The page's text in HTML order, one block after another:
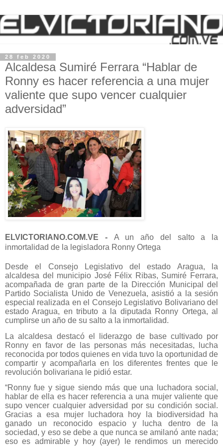
28 feb 2020
Alcaldesa Sumiré Ferrara “Hablar de
Ronny es hacer referencia a una mujer
valiente que supo vencer cualquier
adversidad”
ELVICTORIANO.COM.VE - A un año del salto a la
inmortalidad de la legisladora Ronny Ortega
Desde el Consejo Legislativo del estado Aragua, la
alcaldesa del municipio José Félix Ribas, Sumiré Ferrara,
acompañada de gran parte de la Dirección Municipal del
Partido Socialista Unido de Venezuela, asistió a la sesión
especial realizada en el Consejo Legislativo Bolivariano del
estado Aragua, en tributo a la diputada Ronny Ortega, al
cumplirse un año de su salto a la inmortalidad.
La alcaldesa destacó el liderazgo de base cultivado por
Ronny en favor de las personas más necesitadas, lucha
reconocida por todos quienes en vida tuvo la oportunidad de
compartir y acompañarla en los diferentes frentes que le
revolución bolivariana le pidió estar.
“Ronny fue y sigue siendo más que una luchadora social,
hablar de ella es hacer referencia a una mujer valiente que
supo vencer cualquier adversidad por su condición social.
Gracias a esa mujer luchadora hoy la biodiversidad ha
ganado un reconocido espacio y lucha dentro de la
sociedad, y eso se debe a que nunca se amilanó ante nada;
eso es admirable y hoy (ayer) le rendimos un merecido